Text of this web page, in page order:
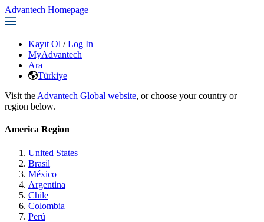
Advantech Homepage
Kayıt Ol / Log In
MyAdvantech
Ara
Türkiye
Visit the Advantech Global website, or choose your country or
region below.
America Region
United States
Brasil
México
Argentina
Chile
Colombia
Perú